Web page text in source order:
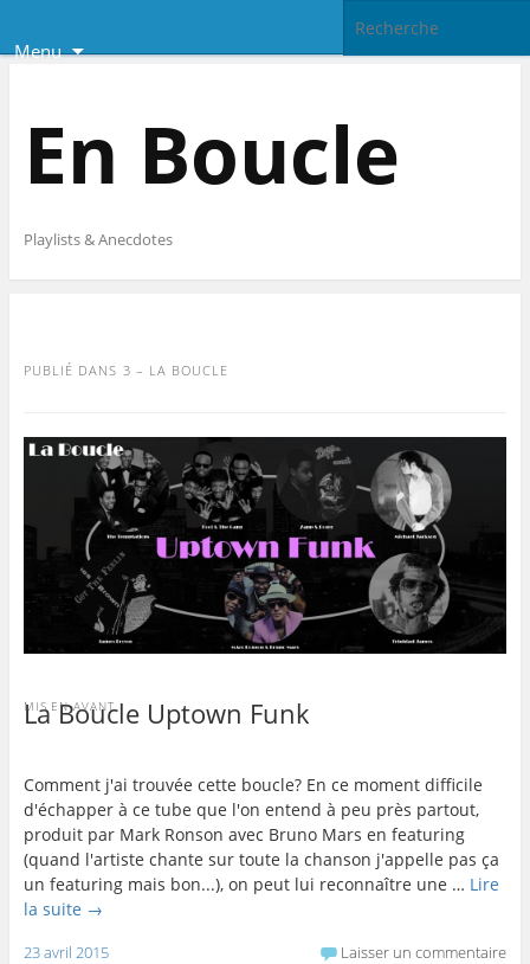
Menu
En Boucle
Playlists & Anecdotes
PUBLIÉ DANS 3 – LA BOUCLE
La Boucle Uptown Funk
MIS EN AVANT
Comment j'ai trouvée cette boucle? En ce moment difficile
d'échapper à ce tube que l'on entend à peu près partout,
produit par Mark Ronson avec Bruno Mars en featuring
(quand l'artiste chante sur toute la chanson j'appelle pas ça
un featuring mais bon...), on peut lui reconnaître une … Lire
la suite →
23 avril 2015 Laisser un commentaire